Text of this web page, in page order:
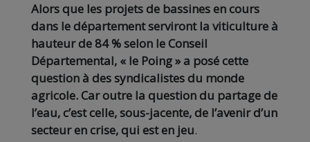
Alors que les projets de bassines en cours
dans le département serviront la viticulture à
hauteur de 84 % selon le Conseil
Départemental, « le Poing » a posé cette
question à des syndicalistes du monde
agricole. Car outre la question du partage de
l’eau, c’est celle, sous-jacente, de l’avenir d’un
secteur en crise, qui est en jeu.